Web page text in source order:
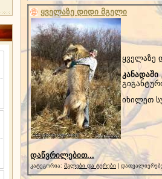
ყველაზე დიდი მგელი
ყველაზე
კანადაში
იხილეთ
დაწვრილებით...
კატეგორია: მგლები და ტურები |